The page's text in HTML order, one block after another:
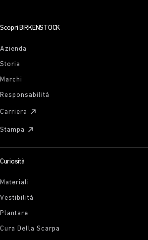
Scopri BIRKENSTOCK
Azienda
Storia
Marchi
Responsabilità
Carriera
Stampa
Curiosità
Materiali
Vestibilità
Plantare
Cura Della Scarpa